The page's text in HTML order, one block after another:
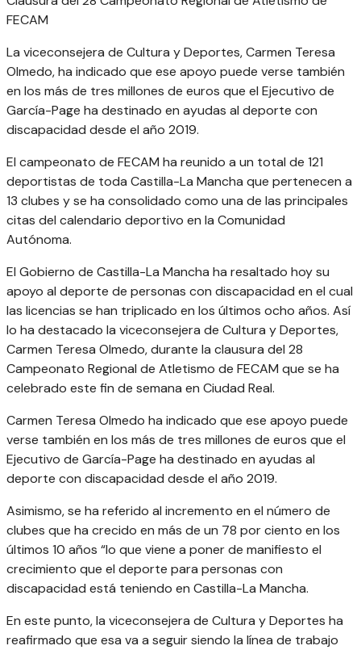
FECAM
La viceconsejera de Cultura y Deportes, Carmen Teresa
Olmedo, ha indicado que ese apoyo puede verse también
en los más de tres millones de euros que el Ejecutivo de
García-Page ha destinado en ayudas al deporte con
discapacidad desde el año 2019.
El campeonato de FECAM ha reunido a un total de 121
deportistas de toda Castilla-La Mancha que pertenecen a
13 clubes y se ha consolidado como una de las principales
citas del calendario deportivo en la Comunidad
Autónoma.
El Gobierno de Castilla-La Mancha ha resaltado hoy su
apoyo al deporte de personas con discapacidad en el cual
las licencias se han triplicado en los últimos ocho años. Así
lo ha destacado la viceconsejera de Cultura y Deportes,
Carmen Teresa Olmedo, durante la clausura del 28
Campeonato Regional de Atletismo de FECAM que se ha
celebrado este fin de semana en Ciudad Real.
Carmen Teresa Olmedo ha indicado que ese apoyo puede
verse también en los más de tres millones de euros que el
Ejecutivo de García-Page ha destinado en ayudas al
deporte con discapacidad desde el año 2019.
Asimismo, se ha referido al incremento en el número de
clubes que ha crecido en más de un 78 por ciento en los
últimos 10 años “lo que viene a poner de manifiesto el
crecimiento que el deporte para personas con
discapacidad está teniendo en Castilla-La Mancha.
En este punto, la viceconsejera de Cultura y Deportes ha
reafirmado que esa va a seguir siendo la línea de trabajo